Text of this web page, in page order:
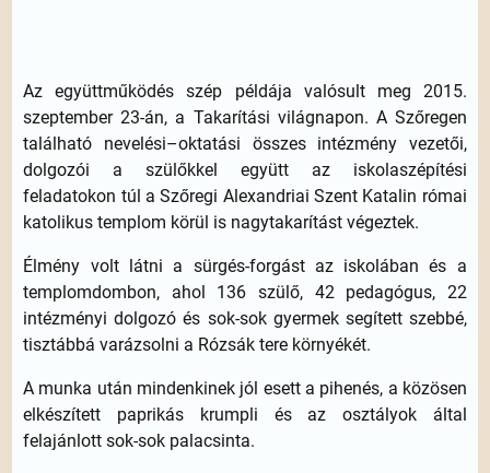
Az együttműködés szép példája valósult meg 2015.
szeptember 23-án, a Takarítási világnapon. A Szőregen
található nevelési–oktatási összes intézmény vezetői,
dolgozói a szülőkkel együtt az iskolaszépítési
feladatokon túl a Szőregi Alexandriai Szent Katalin római
katolikus templom körül is nagytakarítást végeztek.
Élmény volt látni a sürgés-forgást az iskolában és a
templomdombon, ahol 136 szülő, 42 pedagógus, 22
intézményi dolgozó és sok-sok gyermek segített szebbé,
tisztábbá varázsolni a Rózsák tere környékét.
A munka után mindenkinek jól esett a pihenés, a közösen
elkészített paprikás krumpli és az osztályok által
felajánlott sok-sok palacsinta.